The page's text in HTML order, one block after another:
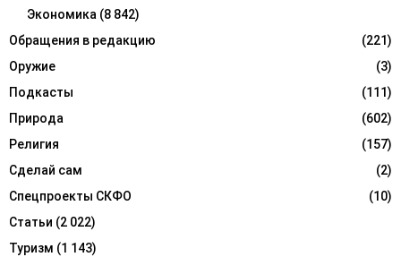
Экономика (8 842)
Обращения в редакцию
(221)
Оружие
(3)
Подкасты
(111)
Природа
(602)
Религия
(157)
Сделай сам
(2)
Спецпроекты СКФО
(10)
Статьи (2 022)
Туризм (1 143)